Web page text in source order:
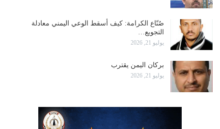
صُنّاع الكرامة: كيف أسقط الوعي اليمني معادلة
التجويع…
يوليو 21, 2026
بركان اليمن يقترب
يوليو 21, 2026